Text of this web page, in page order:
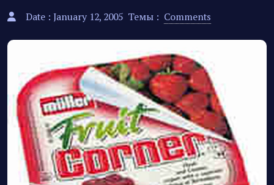
Date : January 12, 2005 Темы : Comments